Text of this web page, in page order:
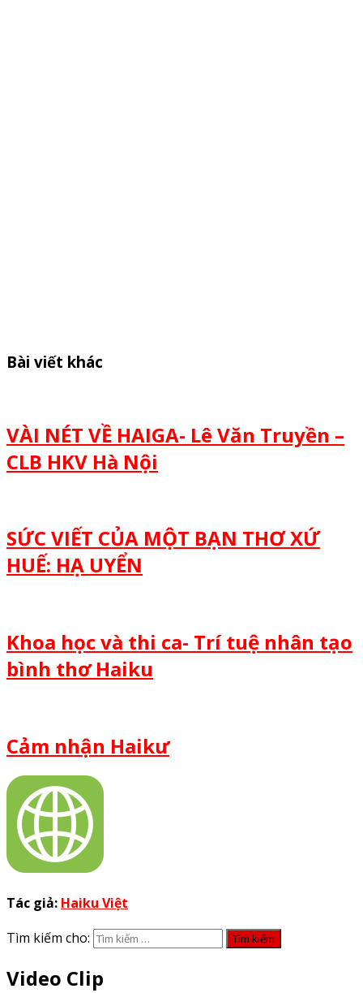
Bài viết khác
VÀI NÉT VỀ HAIGA- Lê Văn Truyền –
CLB HKV Hà Nội
SỨC VIẾT CỦA MỘT BẠN THƠ XỨ
HUẾ: HẠ UYỂN
Khoa học và thi ca- Trí tuệ nhân tạo
bình thơ Haiku
Cảm nhận Haikư
Tác giả: Haiku Việt
Tìm kiếm cho:
Video Clip